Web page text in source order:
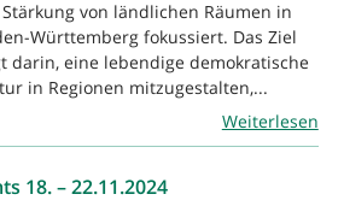
von ländlichen Räumen in
Württemberg fokussiert. Das Ziel
darin, eine lebendige demokratische
in Regionen mitzugestalten,...
Weiterlesen
18. – 22.11.2024